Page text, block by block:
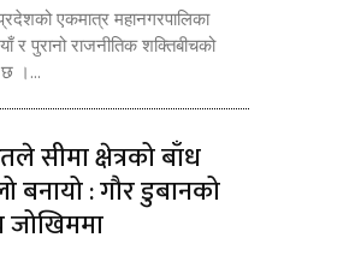
एकमात्र महानगरपालिका
र पुरानो राजनीतिक शक्तिबीचको
छ ।...
सीमा क्षेत्रको बाँध
बनायो : गौर डुबानको
जोखिममा